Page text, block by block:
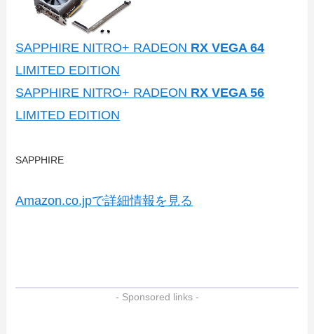
SAPPHIRE NITRO+ RADEON RX VEGA 64
LIMITED EDITION
SAPPHIRE NITRO+ RADEON RX VEGA 56
LIMITED EDITION
SAPPHIRE
Amazon.co.jpで詳細情報を見る
- Sponsored links -